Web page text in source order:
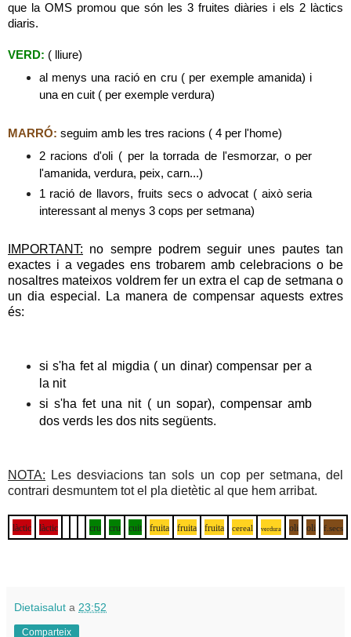
que la OMS promou que són les 3 fruites diàries i els 2 làctics
diaris.
VERD: ( lliure)
al menys una ració en cru ( per exemple amanida) i
una en cuit ( per exemple verdura)
MARRÓ: seguim amb les tres racions ( 4 per l'home)
2 racions d'oli ( per la torrada de l'esmorzar, o per
l'amanida, verdura, peix, carn...)
1 ració de llavors, fruits secs o advocat ( això seria
interessant al menys 3 cops per setmana)
IMPORTANT: no sempre podrem seguir unes pautes tan
exactes i a vegades ens trobarem amb celebracions o be
nosaltres mateixos voldrem fer un extra el cap de setmana o
un dia especial. La manera de compensar aquests extres
és:
si s'ha fet al migdia ( un dinar) compensar per a
la nit
si s'ha fet una nit ( un sopar), compensar amb
dos verds les dos nits següents.
NOTA: Les desviacions tan sols un cop per setmana, del
contrari desmuntem tot el pla dietètic al que hem arribat.
làctic làctic cru cru cuit fruita fruita fruita cereal verdura oli oli f.secs
Dietaisalut a 23:52
Comparteix